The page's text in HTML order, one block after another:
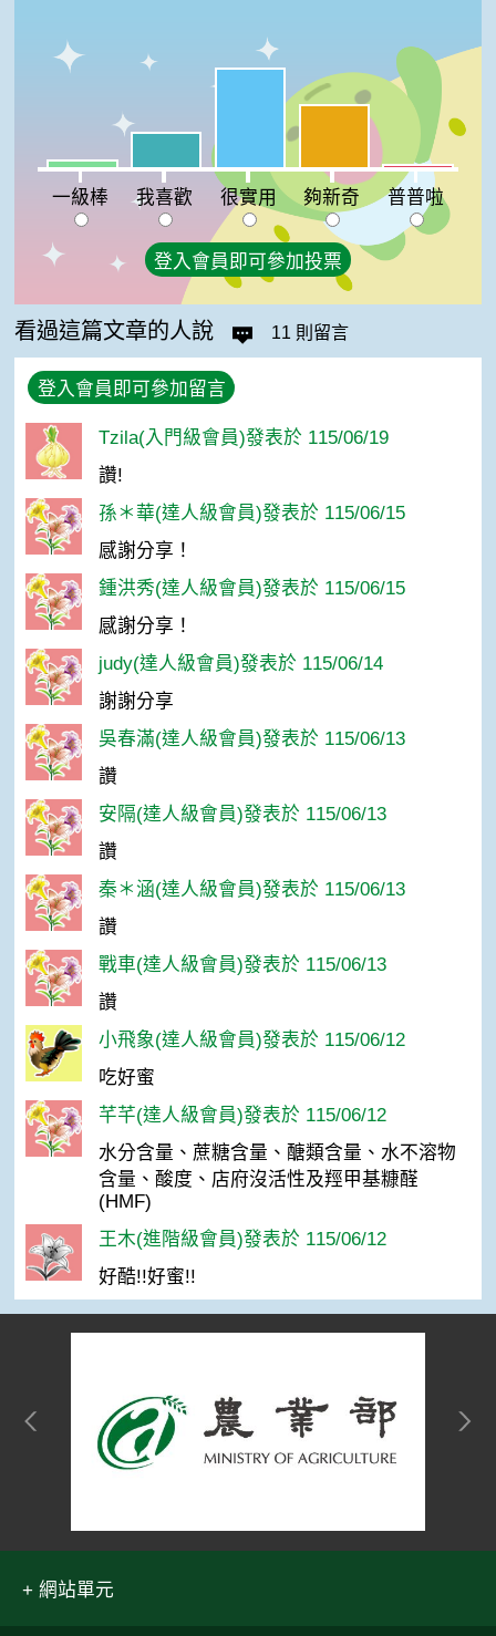
一級棒:4%
我喜歡:17%
很實用:47%
夠新奇:30%
普普啦:2%
一級棒
我喜歡 很實用 夠新奇 普普啦
登入會員即可參加投票
看過這篇文章的人說 11 則留言
登入會員即可參加留言
Tzila(入門級會員)發表於 115/06/19
讚!
孫＊華(達人級會員)發表於 115/06/15
感謝分享！
鍾洪秀(達人級會員)發表於 115/06/15
感謝分享！
judy(達人級會員)發表於 115/06/14
謝謝分享
吳春滿(達人級會員)發表於 115/06/13
讚
安隔(達人級會員)發表於 115/06/13
讚
秦＊涵(達人級會員)發表於 115/06/13
讚
戰車(達人級會員)發表於 115/06/13
讚
小飛象(達人級會員)發表於 115/06/12
吃好蜜
芊芊(達人級會員)發表於 115/06/12
水分含量、蔗糖含量、醣類含量、水不溶物
含量、酸度、店府沒活性及羥甲基糠醛
(HMF)
王木(進階級會員)發表於 115/06/12
好酷!!好蜜!!
網站單元